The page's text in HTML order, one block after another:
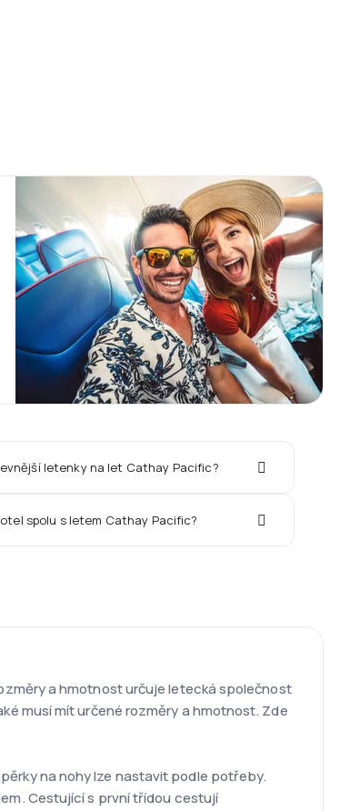
letenky na let Cathay Pacific?
spolu s letem Cathay Pacific?
a hmotnost určuje letecká společnost
musí mít určené rozměry a hmotnost. Zde
na nohy lze nastavit podle potřeby.
Cestující s první třídou cestují